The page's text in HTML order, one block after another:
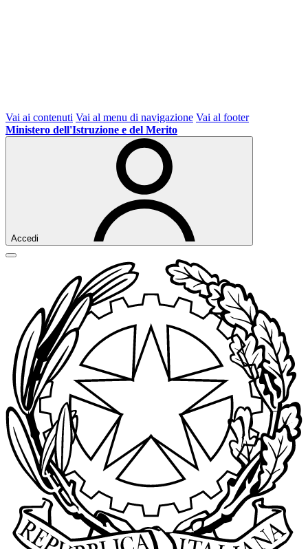
Vai ai contenuti Vai al menu di navigazione Vai al footer
Ministero dell'Istruzione e del Merito
Accedi